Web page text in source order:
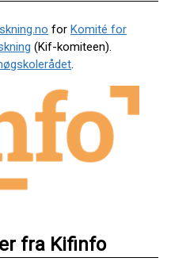
for Komité for
(Kif-komiteen).
.
fra Kifinfo